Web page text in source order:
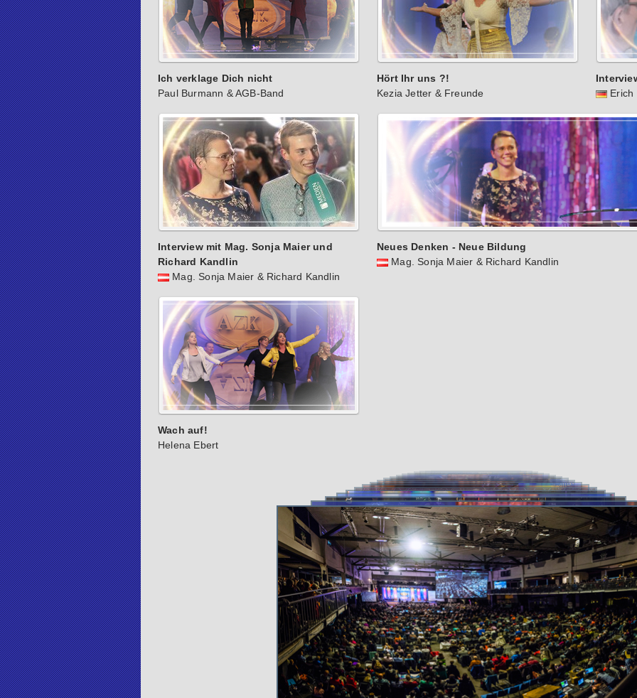
Ich verklage Dich nicht
Paul Burmann & AGB-Band
Hört Ihr uns ?!
Kezia Jetter & Freunde
Erich
Interview mit Mag. Sonja Maier und
Richard Kandlin
Mag. Sonja Maier & Richard Kandlin
Neues Denken - Neue Bildung
Mag. Sonja Maier & Richard Kandlin
Wach auf!
Helena Ebert